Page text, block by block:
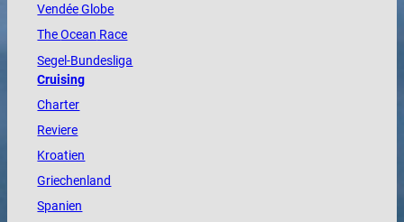
VendéeGlobe
TheOcean Race
Segel-Bundesliga
Cruising
Charter
Reviere
Kroatien
Griechenland
Spanien